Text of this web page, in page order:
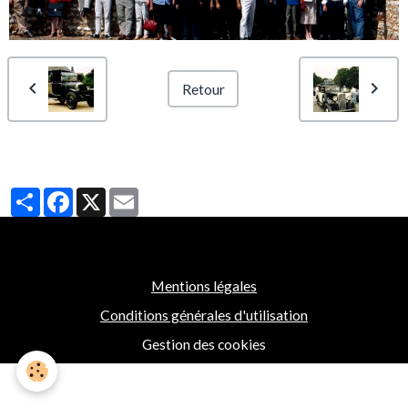
Retour
PartagerFacebook
X
Mentions légales
Conditions générales d'utilisation
Gestion des cookies